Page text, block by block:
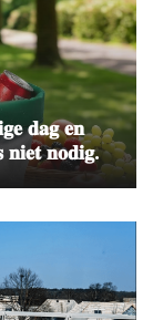
𝐝𝐚𝐠 𝐞𝐧
𝐧𝐨𝐝𝐢𝐠.